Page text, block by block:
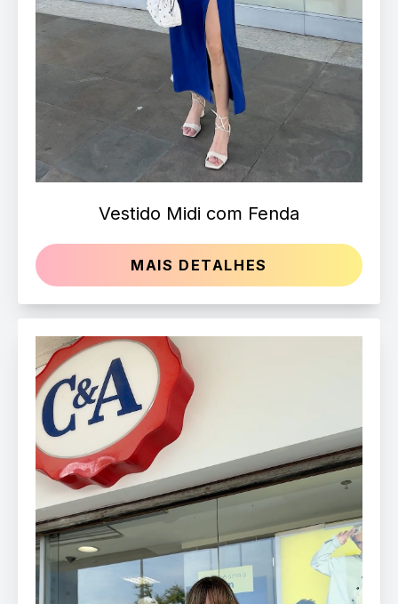
Vestido Midi com Fenda
MAIS DETALHES